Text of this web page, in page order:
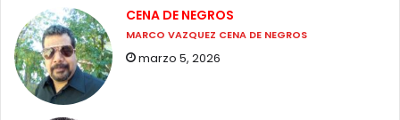
CENA DE NEGROS
MARCO VAZQUEZ CENA DE NEGROS
marzo 5, 2026